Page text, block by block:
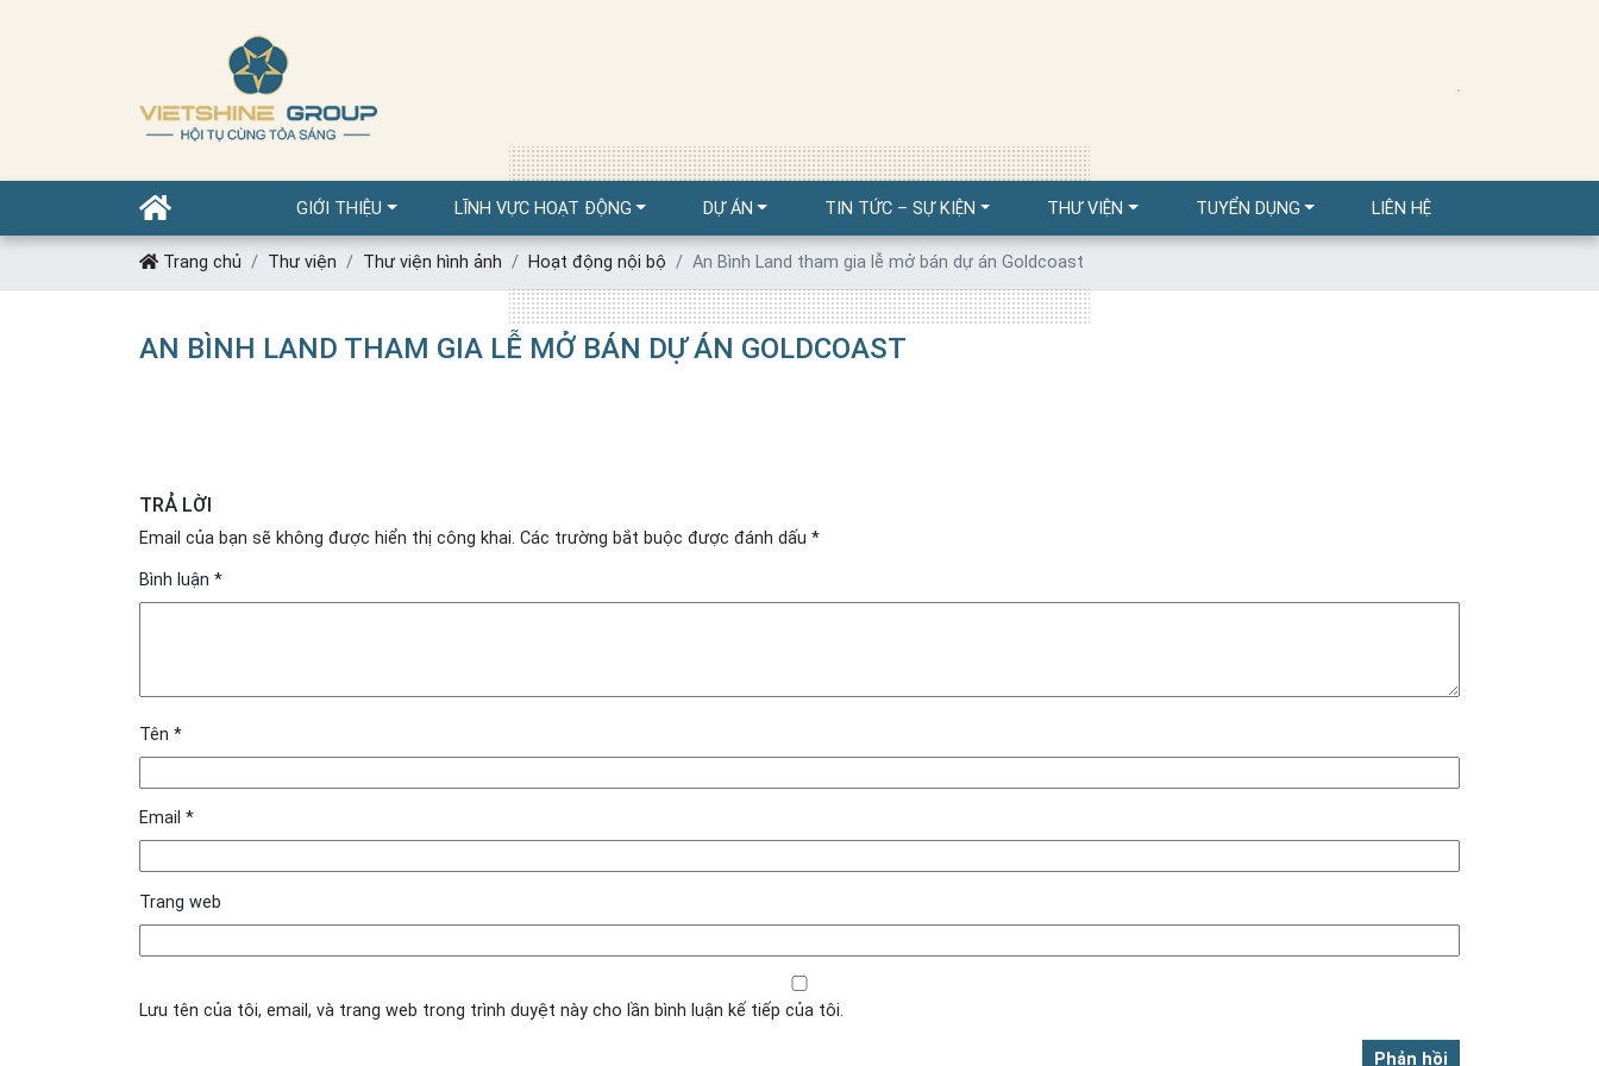
GIỚI THIỆU LĨNH VỰC HOẠT ĐỘNG DỰ ÁN TIN TỨC – SỰ KIỆN THƯ VIỆN TUYỂN DỤNG LIÊN HỆ
THƯ VIỆN
Trang chủ Thư viện Thư viện hình ảnh Hoạt động nội bộ An Bình Land tham gia lễ mở bán dự án Goldcoast
AN BÌNH LAND THAM GIA LỄ MỞ BÁN DỰ ÁN GOLDCOAST
TRẢ LỜI
Email của bạn sẽ không được hiển thị công khai. Các trường bắt buộc được đánh dấu *
Bình luận *
Tên *
Email *
Trang web
Lưu tên của tôi, email, và trang web trong trình duyệt này cho lần bình luận kế tiếp của tôi.